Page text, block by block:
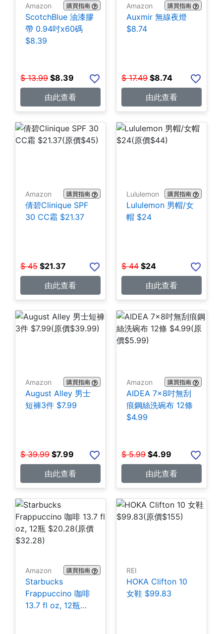
Amazon 購買指南
ScotchBlue 油漆膠
帶 0.94吋x60碼
$8.39
$ 13.99 $8.39
由此查看
Amazon 購買指南
Auxmir 無線夜燈
$8.74
$ 17.49 $8.74
由此查看
Amazon 購買指南
倩碧Clinique SPF
30 CC霜 $21.37
$ 45 $21.37
由此查看
Lululemon 購買指南
Lululemon 男帽/女
帽 $24
$ 44 $24
由此查看
Amazon 購買指南
August Alley 男士
短褲3件 $7.99
$ 39.99 $7.99
由此查看
Amazon 購買指南
AIDEA 7×8吋無刮
痕鋼絲洗碗布 12條
$4.99
$ 5.99 $4.99
由此查看
Amazon 購買指南
Starbucks
Frappuccino 咖啡
13.7 fl oz, 12瓶
REI
HOKA Clifton 10
女鞋 $99.83